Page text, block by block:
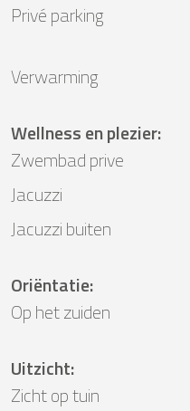
Privé parking
Verwarming
Wellness en plezier:
Zwembad prive
Jacuzzi
Jacuzzi buiten
Oriëntatie:
Op het zuiden
Uitzicht:
Zicht op tuin